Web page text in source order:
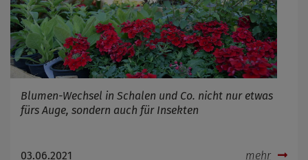
Blumen-Wechsel in Schalen und Co. nicht nur etwas
fürs Auge, sondern auch für Insekten
03.06.2021 mehr